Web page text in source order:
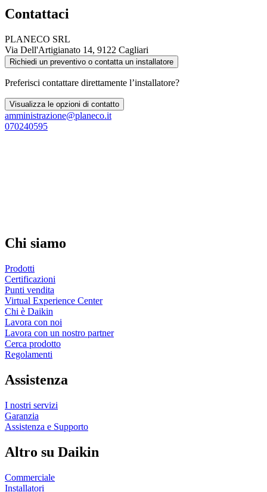
Contattaci
PLANECO SRL
Via Dell'Artigianato 14, 9122 Cagliari
Richiedi un preventivo o contatta un installatore
Preferisci contattare direttamente l’installatore?
Visualizza le opzioni di contatto
amministrazione@planeco.it
070240595
Chi siamo
Prodotti
Certificazioni
Punti vendita
Virtual Experience Center
Chi è Daikin
Lavora con noi
Lavora con un nostro partner
Cerca prodotto
Regolamenti
Assistenza
I nostri servizi
Garanzia
Assistenza e Supporto
Altro su Daikin
Commerciale
Installatori